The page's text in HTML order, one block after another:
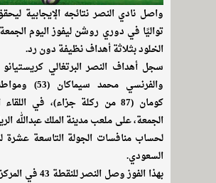
واصل نادي النصر نتائجه الإيجابية ليحقق
تواليًا في دوري روشن ليفوز اليوم
الخلود بثلاثة أهداف نظيفة دون رد.
والفرنسي محمد
كومان (87 من ركلة جزاء)، في
الجمعة، على ملعب مدينة الملك عبدالله
لحساب منافسات الجولة التاسعة
السعودي.
بهذا الفوز وصل النصر